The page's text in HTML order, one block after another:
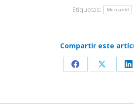
Etiquetas:
Mercantil
Compartir este
Share
Facebook
Share
X